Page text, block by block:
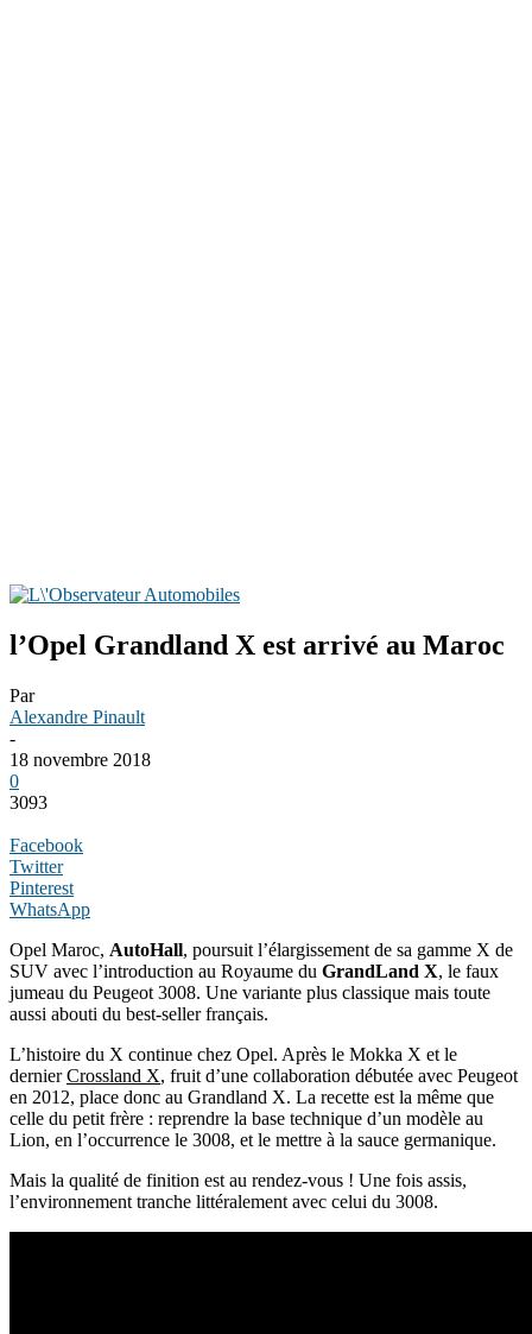
l’Opel Grandland X est arrivé au Maroc
Par
Alexandre Pinault
-
18 novembre 2018
0
3093
Facebook
Twitter
Pinterest
WhatsApp
Opel Maroc, AutoHall, poursuit l’élargissement de sa gamme X de
SUV avec l’introduction au Royaume du GrandLand X, le faux
jumeau du Peugeot 3008. Une variante plus classique mais toute
aussi abouti du best-seller français.
L’histoire du X continue chez Opel. Après le Mokka X et le
dernierCrossland X, fruit d’une collaboration débutée avec Peugeot
en 2012, place donc au Grandland X. La recette est la même que
celle du petit frère : reprendre la base technique d’un modèle au
Lion, en l’occurrence le 3008, et le mettre à la sauce germanique.
Mais la qualité de finition est au rendez-vous ! Une fois assis,
l’environnement tranche littéralement avec celui du 3008.